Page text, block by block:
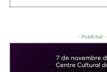
- Publicitat -